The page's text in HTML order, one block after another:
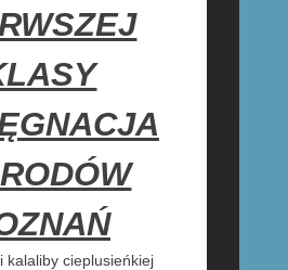
kalaliby cieplusieńkiej